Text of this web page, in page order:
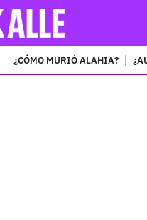
¿CÓMO MURIÓ ALAHIA?